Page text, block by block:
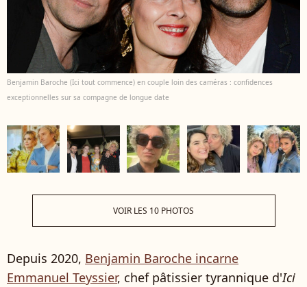
Benjamin Baroche (Ici tout commence) en couple loin des caméras : confidences
exceptionnelles sur sa compagne de longue date
VOIR LES 10 PHOTOS
Depuis 2020, Benjamin Baroche incarne
Emmanuel Teyssier, chef pâtissier tyrannique d'Ici